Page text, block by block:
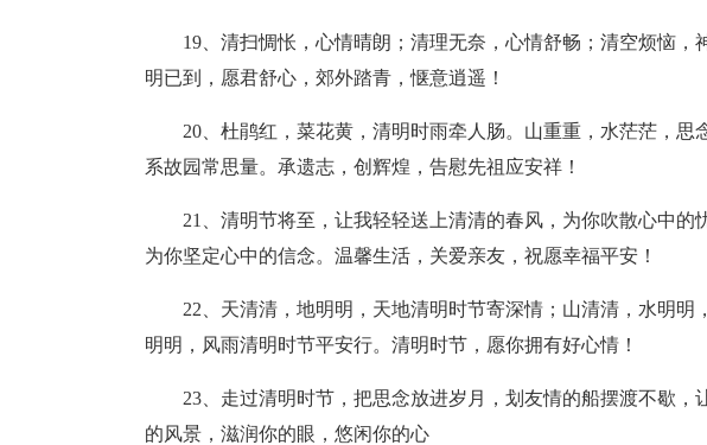
19、清扫惆怅，心情晴朗；清理无奈，心情舒畅；清空烦恼，
明已到，愿君舒心，郊外踏青，惬意逍遥！
20、杜鹃红，菜花黄，清明时雨牵人肠。山重重，水茫茫，思
系故园常思量。承遗志，创辉煌，告慰先祖应安祥！
21、清明节将至，让我轻轻送上清清的春风，为你吹散心中的
为你坚定心中的信念。温馨生活，关爱亲友，祝愿幸福平安！
22、天清清，地明明，天地清明时节寄深情；山清清，水明明
明明，风雨清明时节平安行。清明时节，愿你拥有好心情！
23、走过清明时节，把思念放进岁月，划友情的船摆渡不歇，
的风景，滋润你的眼，悠闲你的心